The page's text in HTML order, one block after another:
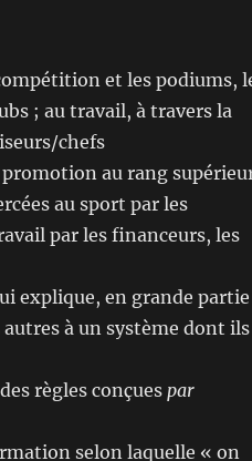
et les podiums,
; au travail, à travers la
chefs
au rang
au sport par les
par les financeurs, les
explique, en grande partie
à un système dont ils
règles conçuespar
selon laquelle « on